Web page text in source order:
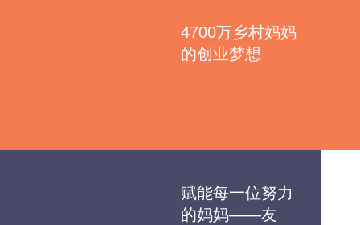
4700万乡村妈妈
的创业梦想
赋能每一位努力
的妈妈——友